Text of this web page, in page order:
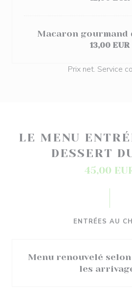
Macaron gourmand
13,00 EUR
Prix net. Service
LE MENU
DESSERT
45,00
ENTRÉES AU
Menu renouvelé
les